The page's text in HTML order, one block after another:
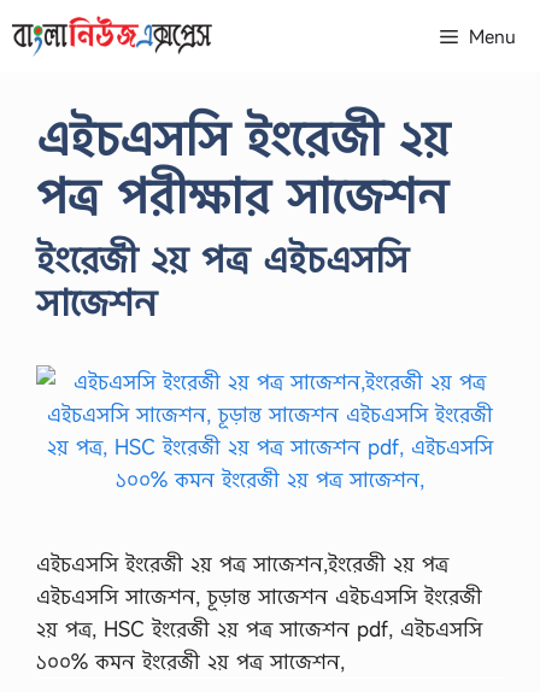
to
Menu
এইচএসসি ইংরেজী ২য়
পত্র পরীক্ষার সাজেশন
ইংরেজী ২য় পত্র এইচএসসি
সাজেশন
এইচএসসি ইংরেজী ২য় পত্র সাজেশন,ইংরেজী ২য় পত্র
এইচএসসি সাজেশন, চূড়ান্ত সাজেশন এইচএসসি ইংরেজী
২য় পত্র, HSC ইংরেজী ২য় পত্র সাজেশন pdf, এইচএসসি
১০০% কমন ইংরেজী ২য় পত্র সাজেশন,